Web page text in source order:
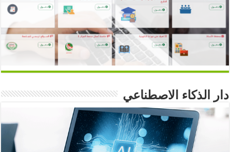
دار الذكاء الاصطناعي